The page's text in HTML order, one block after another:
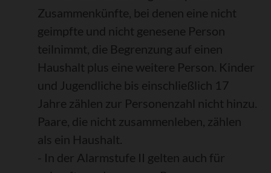
Zusammenkünfte, bei denen eine nicht
geimpfte und nicht genesene Person
teilnimmt, die Begrenzung auf einen
Haushalt plus eine weitere Person. Kinder
und Jugendliche bis einschließlich 17
Jahre zählen zur Personenzahl nicht hinzu.
Paare, die nicht zusammenleben, zählen
als ein Haushalt.
- In der Alarmstufe II gelten auch für